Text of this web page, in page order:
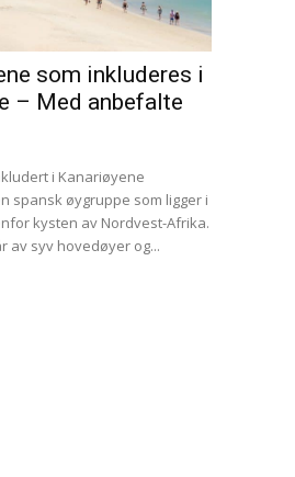
som inkluderes i
– Med anbefalte
i Kanariøyene
spansk øygruppe som ligger i
kysten av Nordvest-Afrika.
av syv hovedøyer og...